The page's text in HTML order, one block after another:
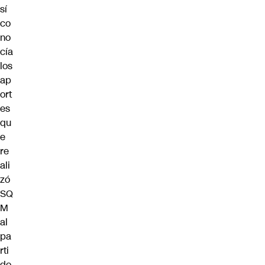
sí
co
no
cía
los
ap
ort
es
qu
e
re
ali
zó
SQ
M
al
pa
rti